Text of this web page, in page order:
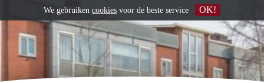
We gebruiken cookies voor de beste service OK!